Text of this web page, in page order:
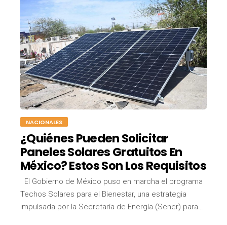
NACIONALES
¿Quiénes Pueden Solicitar
Paneles Solares Gratuitos En
México? Estos Son Los Requisitos
El Gobierno de México puso en marcha el programa
Techos Solares para el Bienestar, una estrategia
impulsada por la Secretaría de Energía (Sener) para…